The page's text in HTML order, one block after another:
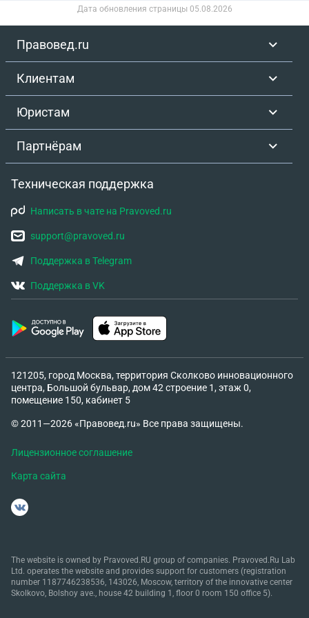
поступить правильно? Какой порядок действий
должен быть чтобы не получить отказ суда.
Дата обновления страницы 05.08.2026
Правовед.ru
Клиентам
Юристам
Партнёрам
Техническая поддержка
Написать в чате на Pravoved.ru
support@pravoved.ru
Поддержка в Telegram
Поддержка в VK
121205, город Москва, территория Сколково инновационного
центра, Большой бульвар, дом 42 строение 1, этаж 0,
помещение 150, кабинет 5
© 2011—2026 «Правовед.ru» Все права защищены.
Лицензионное соглашение
Карта сайта
The website is owned by Pravoved.RU group of companies. Pravoved.Ru Lab
Ltd. operates the website and provides support for customers (registration
number 1187746238536, 143026, Moscow, territory of the innovative center
Skolkovo, Bolshoy ave., house 42 building 1, floor 0 room 150 office 5).